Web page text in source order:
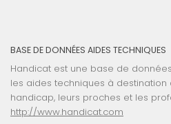
BASE DE DONNÉES AIDES TECHNIQUES
Handicat est une base de
les aides techniques à
handicap, leurs proches et les
http://www.handicat.com